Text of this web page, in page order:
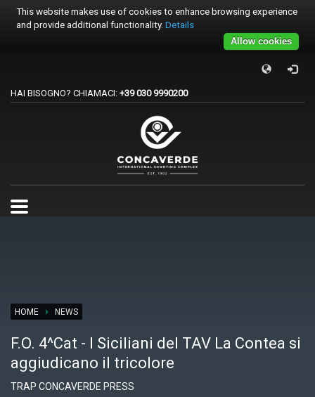
PER REGISTRARSI ALE GARE
Accedi o crea un account.
Per qualsiasi problema o supporto all'acquisto gare
support@trapconcaverde.com. Grazie!
HAI BISOGNO? CHIAMACI: +39 030 9990200
HOME NEWS
F.O. 4^Cat - I Siciliani del TAV La Contea si
aggiudicano il tricolore
TRAP CONCAVERDE PRESS
This website makes use of cookies to enhance browsing experience
and provide additional functionality. Details
Allow cookies